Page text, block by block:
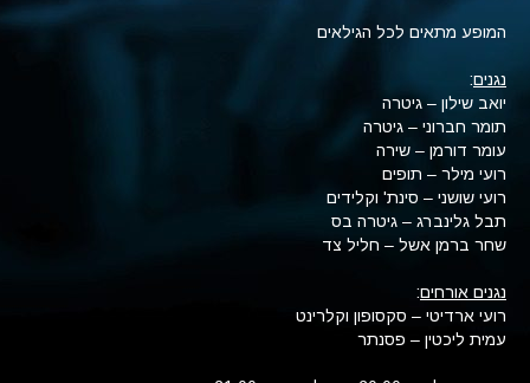
המופע מתאים לכל הגילאים
נגנים:
יואב שילון – גיטרה
תומר חברוני – גיטרה
עומר דורמן – שירה
רועי מילר – תופים
רועי שושני – סינת' וקלידים
תבל גלינברג – גיטרה בס
שחר ברמן אשל – חליל צד
נגנים אורחים:
רועי ארדיטי – סקסופון וקלרינט
עמית ליכטין – פסנתר